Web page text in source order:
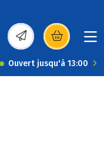
(s’ouvre dans une
Ouvert jusqu'à 13:00